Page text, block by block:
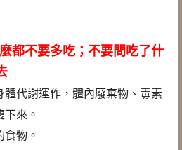
都不要多吃；不要問吃了什
代謝運作，體內廢棄物、毒素
來。
物。